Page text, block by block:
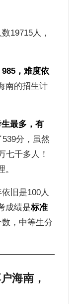
19715人，
，难度依
南的招生计
最多，有
分，虽然
七千多人！
旧是100人
成绩是标准
，中等生分
海南，